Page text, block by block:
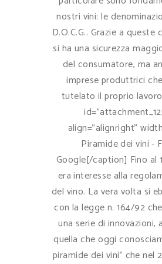
nostri vini: le
D.O.C.G.. Grazie a
si ha una sicurezza
del consumatore, ma
imprese produttrici
tutelato il proprio
align="alignright"
Piramide dei vini -
Google[/caption] Fino al
era interesse alla
del vino. La vera volta si
con la legge n. 164/92
una serie di innovazioni,
quella che oggi
piramide dei vini” che nel